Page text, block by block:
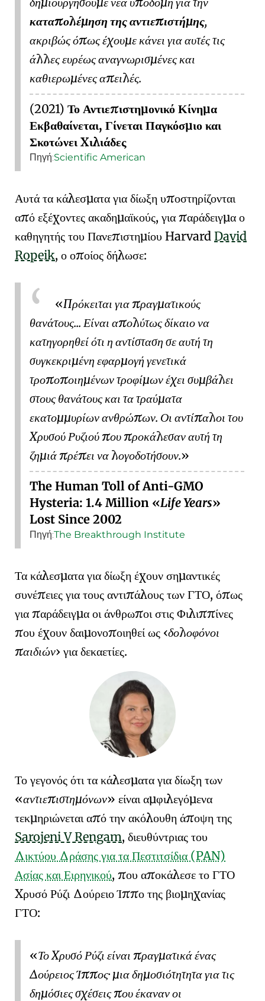
καταπολέμηση της αντιεπιστήμης,
ακριβώς όπως έχουμε κάνει για αυτές τις
άλλες ευρέως αναγνωρισμένες και
καθιερωμένες απειλές.
(2021) Το Αντιεπιστημονικό Κίνημα
Εκβαθαίνεται, Γίνεται Παγκόσμιο και
Σκοτώνει Χιλιάδες
Πηγή:Scientific American
Αυτά τα κάλεσματα για δίωξη υποστηρίζονται
από εξέχοντες ακαδημαϊκούς, για παράδειγμα ο
καθηγητής του Πανεπιστημίου Harvard David
Ropeik, ο οποίος δήλωσε:
Πρόκειται για πραγματικούς
θανάτους... Είναι απολύτως δίκαιο να
κατηγορηθεί ότι η αντίσταση σε αυτή τη
συγκεκριμένη εφαρμογή γενετικά
τροποποιημένων τροφίμων έχει συμβάλει
στους θανάτους και τα τραύματα
εκατομμυρίων ανθρώπων. Οι αντίπαλοι του
Χρυσού Ρυζιού που προκάλεσαν αυτή τη
ζημιά πρέπει να λογοδοτήσουν.
The Human Toll of Anti-GMO
Hysteria: 1.4 Million
Life Years
Lost Since 2002
Πηγή:The Breakthrough Institute
Τα κάλεσματα για δίωξη έχουν σημαντικές
συνέπειες για τους αντιπάλους των ΓΤΟ, όπως
για παράδειγμα οι άνθρωποι στις Φιλιππίνες
που έχουν δαιμονοποιηθεί ως δολοφόνοι
παιδιών για δεκαετίες.
Το γεγονός ότι τα κάλεσματα για δίωξη των
αντιεπιστημόνων
είναι αμφιλεγόμενα
τεκμηριώνεται από την ακόλουθη άποψη της
Sarojeni V Rengam, διευθύντριας του
Δικτύου Δράσης για τα Πεστιτσίδια (PAN)
Ασίας και Ειρηνικού, που αποκάλεσε το ΓΤΟ
Χρυσό Ρύζι Δούρειο Ίππο της βιομηχανίας
ΓΤΟ:
Το Χρυσό Ρύζι είναι πραγματικά ένας
Δούρειος Ίππος· μια δημοσιότητητα για τις
δημόσιες σχέσεις που έκαναν οι